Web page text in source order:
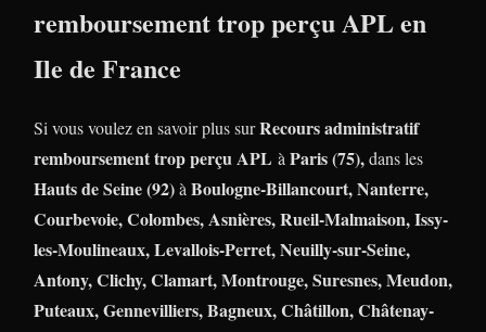
remboursement trop perçu APL en
Ile de France
Si vous voulez en savoir plus surRecours administratif
remboursement trop perçu APL à Paris (75),dans les
Hauts de Seine (92)à Boulogne-Billancourt, Nanterre,
Courbevoie, Colombes, Asnières, Rueil-Malmaison, Issy-
les-Moulineaux, Levallois-Perret, Neuilly-sur-Seine,
Antony, Clichy, Clamart, Montrouge, Suresnes, Meudon,
Puteaux, Gennevilliers, Bagneux, Châtillon, Châtenay-